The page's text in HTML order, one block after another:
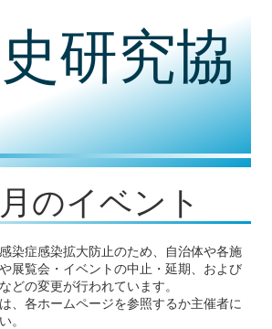
研究協
のイベント
染症感染拡大防止のため、自治体や各施
展覧会・イベントの中止・延期、および
どの変更が行われています。
、各ホームページを参照するか主催者に
。